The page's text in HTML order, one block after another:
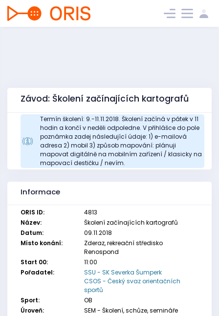
Závod: Školení začínajících kartografů
Termín školení: 9.-11.11.2018. Školení začíná v pátek v 11
hodin a končí v neděli odpoledne. V přihlášce do pole
poznámka zadej následující údaje: 1) e-mailová
adresa 2) mobil 3) způsob mapování: plánuji
mapovat digitálně na mobilním zařízení / klasicky na
mapovací destičku / nevím.
Informace
ORIS ID:
4813
Název:
Školení začínajících kartografů
Datum:
09.11.2018
Místo konání:
Zderaz, rekreační středisko
Renospond
Start 00:
11:00
Pořadatel:
SSU - SK Severka Šumperk
CSOS - Český svaz orientačních
sportů
Sport:
OB
Úroveň:
SEM - Školení, schůze, semináře